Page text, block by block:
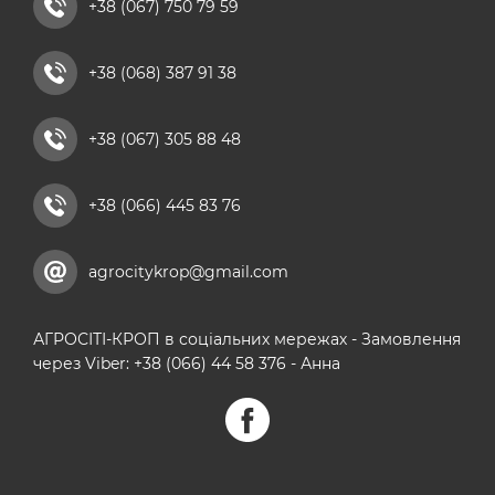
кальцієві добрива
+38 (067) 750 79 59
+38 (068) 387 91 38
+38 (067) 305 88 48
+38 (066) 445 83 76
agrocitykrop@gmail.com
АГРОСІТІ-КРОП в соціальних мережах - Замовлення
через Viber: +38 (066) 44 58 376 - Анна